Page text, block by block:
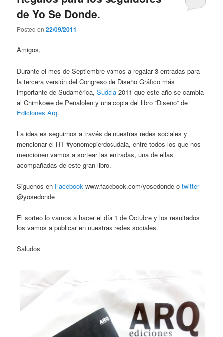
de Yo Se Donde.
Posted on22/09/2011
Amigos,
Durante el mes de Septiembre vamos a regalar 3 entradas para
la tercera versión del Congreso de Diseño Gráfico más
importante de Sudamérica,Sudala 2011 que este año se cambia
al Chimkowe de Peñalolen y una copia del libro “Diseño” de
Ediciones Arq.
La idea es seguirnos a través de nuestras redes sociales y
mencionar el HT #yonomepierdosudala, entre todos los que nos
mencionen vamos a sortear las entradas, una de ellas
acompañadas de este gran libro.
Siguenos en Facebook www.facebook.com/yosedonde otwitter
@yosedonde
El sorteo lo vamos a hacer el día 1 de Octubre y los resultados
los vamos a publicar en nuestras redes sociales.
Saludos